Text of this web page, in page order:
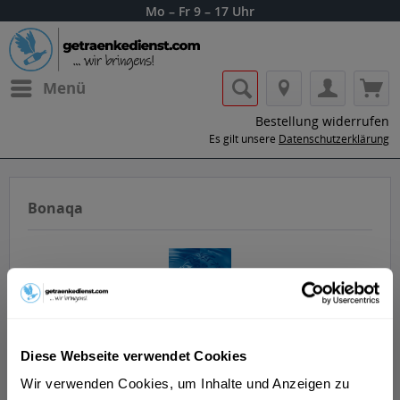
Diese Webseite verwendet Cookies
Wir verwenden Cookies, um Inhalte und Anzeigen zu
Mo – Fr 9 – 17 Uhr
Menü
Bestellung widerrufen
Es gilt unsere Datenschutzerklärung
Bonaqa
Lass dir die Getränke von Bonaqa nach